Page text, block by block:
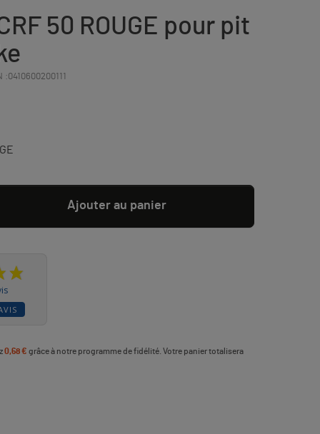
50 ROUGE pour pit
:0410600200111
Ajouter au panier
0,68 € grâce à notre programme de fidélité. Votre panier totalisera